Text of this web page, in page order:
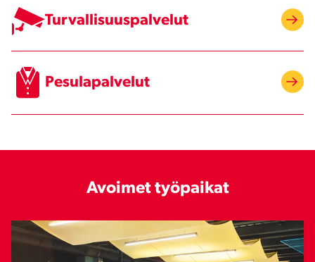
Turvallisuuspalvelut
Pesulapalvelut
Avoimet työpaikat